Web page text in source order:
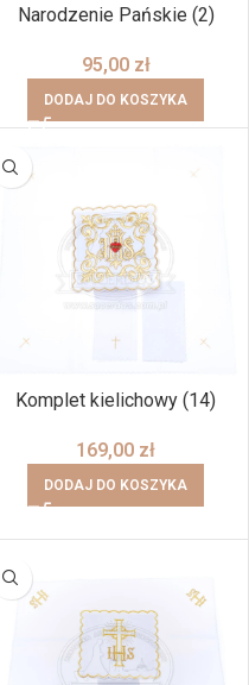
Narodzenie Pańskie (2)
95,00 zł
DODAJ DO KOSZYKA
Komplet kielichowy (14)
169,00 zł
DODAJ DO KOSZYKA